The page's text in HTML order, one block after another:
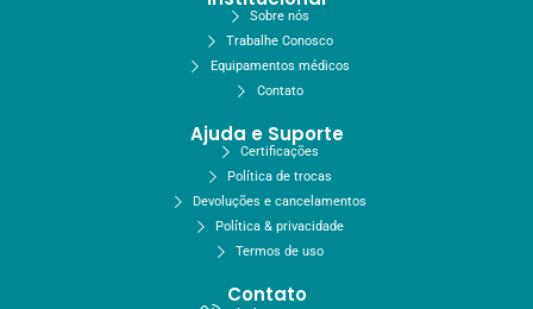
Sobre nós
Trabalhe Conosco
Equipamentos médicos
Contato
Ajuda e Suporte
Certificações
Política de trocas
Devoluções e cancelamentos
Política & privacidade
Termos de uso
Contato